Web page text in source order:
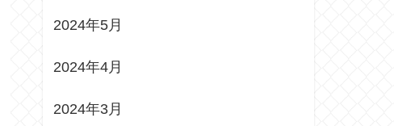
2024年5月
2024年4月
2024年3月